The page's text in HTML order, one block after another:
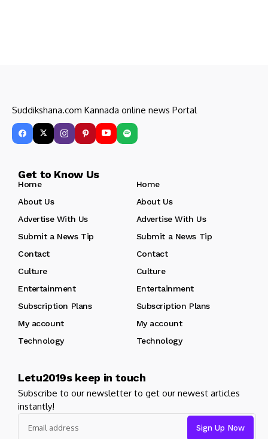
Suddikshana.com Kannada online news Portal
Get to Know Us
Home
Home
About Us
About Us
Advertise With Us
Advertise With Us
Submit a News Tip
Submit a News Tip
Contact
Contact
Culture
Culture
Entertainment
Entertainment
Subscription Plans
Subscription Plans
My account
My account
Technology
Technology
Letu2019s keep in touch
Subscribe to our newsletter to get our newest articles
instantly!